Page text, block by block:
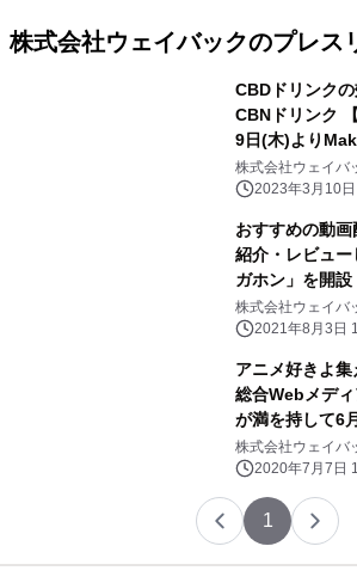
株式会社ウェイバックのプレス
CBDドリンク
CBNドリンク
9日(木)より
始
株式会社ウェイバ
2023年3月10
おすすめの動画
紹介・レビュ
ガホン」を開設
株式会社ウェイバ
2021年8月3日
アニメ好きよ
総合Webメディ
が満を持して6
株式会社ウェイバ
2020年7月7日
1